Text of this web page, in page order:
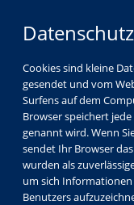
Datenschutz
Cookies sind kleine
gesendet und vom
Surfens auf dem
Browser speichert
genannt wird. Wenn
sendet Ihr Browser
wurden als
um sich
Benutzers